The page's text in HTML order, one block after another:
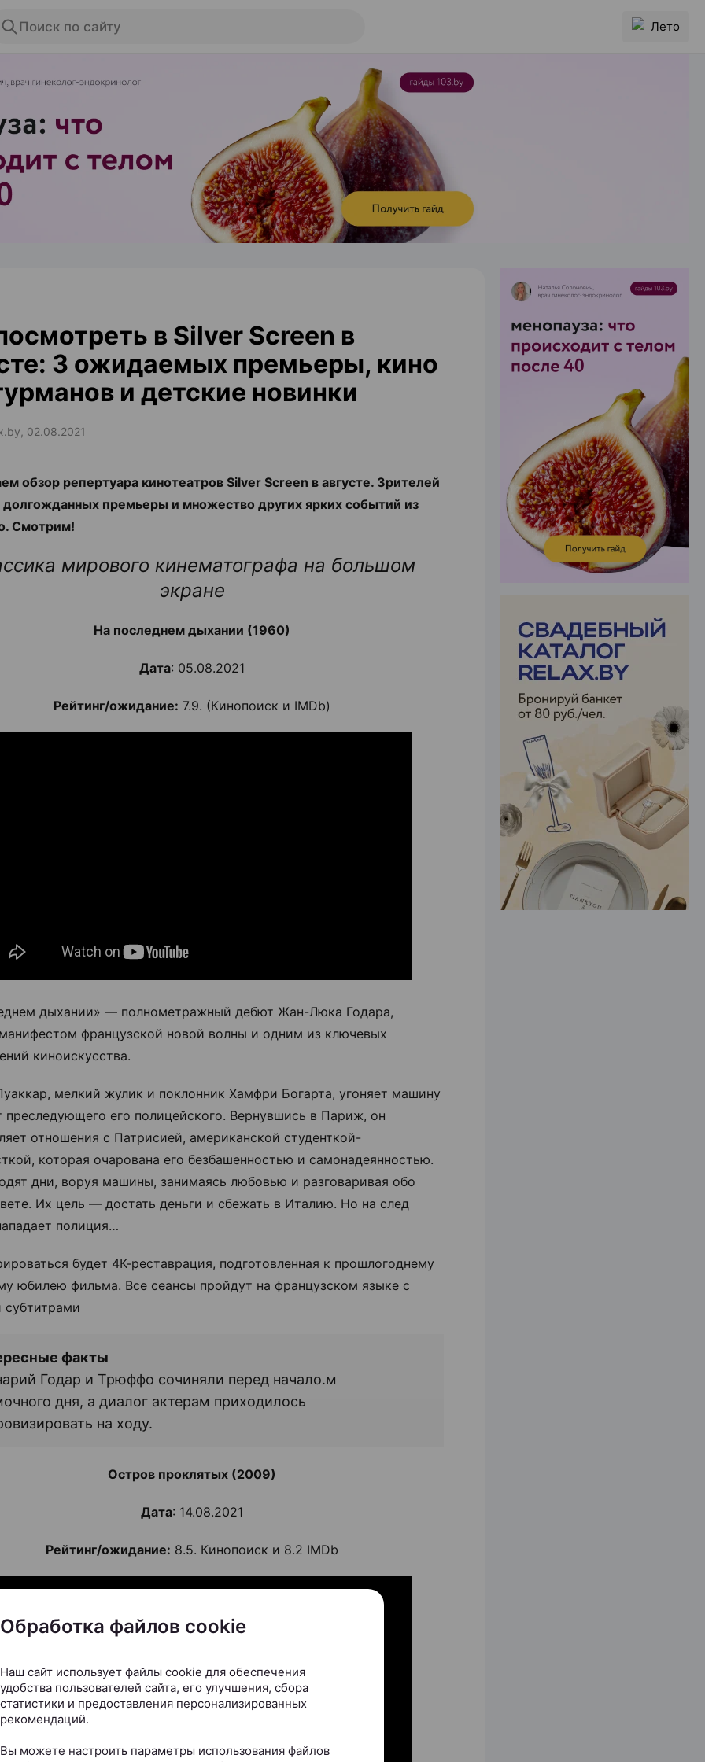
Поиск по сайту Лето
ЭФФЕКТИВНАЯ РЕКЛАМА НА САЙТЕ
в Silver Screen в
3 ожидаемых премьеры, кино
и детские новинки
02.08.2021
обзор репертуара кинотеатров Silver Screen в августе. Зрителей
премьеры и множество других ярких событий из
Смотрим!
мирового кинематографа на большом
экране
На последнем дыхании (1960)
Дата: 05.08.2021
Рейтинг/ожидание: 7.9. (Кинопоиск и IMDb)
дыхании» — полнометражный дебют Жан-Люка Годара,
французской новой волны и одним из ключевых
киноискусства.
мелкий жулик и поклонник Хамфри Богарта, угоняет машину
преследующего его полицейского. Вернувшись в Париж, он
отношения с Патрисией, американской студенткой-
которая очарована его безбашенностью и самонадеянностью.
дни, воруя машины, занимаясь любовью и разговаривая обо
Их цель — достать деньги и сбежать в Италию. Но на след
полиция…
будет 4К-реставрация, подготовленная к прошлогоднему
юбилею фильма. Все сеансы пройдут на французском языке с
субтитрами
факты
Годар и Трюффо сочиняли перед начало.м
дня, а диалог актерам приходилось
на ходу.
Остров проклятых (2009)
Дата: 14.08.2021
Рейтинг/ожидание: 8.5. Кинопоиск и 8.2 IMDb
ЭФФЕКТИВНАЯ РЕКЛАМА НА САЙТЕ
ЭФФЕКТИВНАЯ РЕКЛАМА НА САЙТЕ
Обработка файлов cookie
Наш сайт использует файлы cookie для обеспечения
удобства пользователей сайта, его улучшения, сбора
статистики и предоставления персонализированных
рекомендаций.
Вы можете настроить параметры использования файлов